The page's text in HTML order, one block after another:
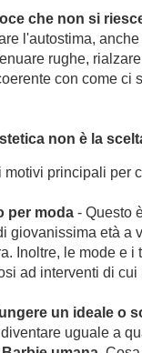
che non si
l'autostima,
rughe,
con come ci
non è la
motivi principali per
per moda- Questo
giovanissima età a
Inoltre, le mode e
ad interventi di
un ideale o
uguale a